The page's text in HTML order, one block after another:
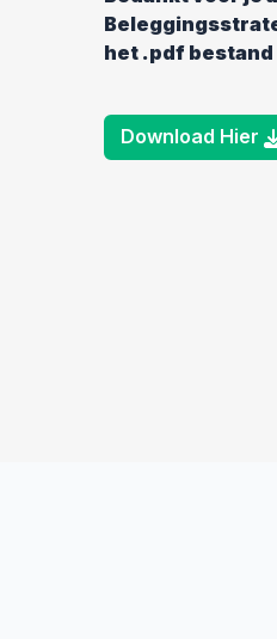
het .pdf
Download Hier